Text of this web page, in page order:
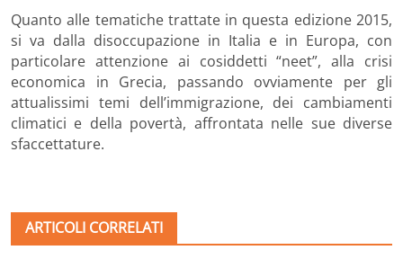
Quanto alle tematiche trattate in questa edizione 2015,
si va dalla disoccupazione in Italia e in Europa, con
particolare attenzione ai cosiddetti “neet”, alla crisi
economica in Grecia, passando ovviamente per gli
attualissimi temi dell’immigrazione, dei cambiamenti
climatici e della povertà, affrontata nelle sue diverse
sfaccettature.
ARTICOLI CORRELATI